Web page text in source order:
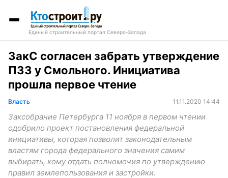
Единый строительный портал Северо-Запада
ЗакС согласен забрать утверждение
ПЗЗ у Смольного. Инициатива
прошла первое чтение
Власть 11.11.2020 14:44
Заксобрание Петербурга 11 ноября в первом чтении
одобрило проект постановления федеральной
инициативы, которая позволит законодательным
властям города федерального значения самим
выбирать, кому отдать полномочия по утверждению
правил землепользования и застройки.